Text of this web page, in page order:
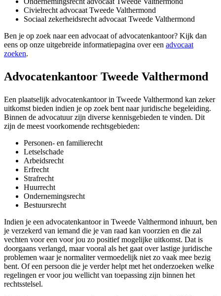
Civielrecht advocaat Tweede Valthermond
Sociaal zekerheidsrecht advocaat Tweede Valthermond
Ben je op zoek naar een advocaat of advocatenkantoor? Kijk dan
eens op onze uitgebreide informatiepagina over een advocaat
zoeken.
Advocatenkantoor Tweede Valthermond
Een plaatselijk advocatenkantoor in Tweede Valthermond kan zeker
uitkomst bieden indien je op zoek bent naar juridische begeleiding.
Binnen de advocatuur zijn diverse kennisgebieden te vinden. Dit
zijn de meest voorkomende rechtsgebieden:
Personen- en familierecht
Letselschade
Arbeidsrecht
Erfrecht
Strafrecht
Huurrecht
Ondernemingsrecht
Bestuursrecht
Indien je een advocatenkantoor in Tweede Valthermond inhuurt, ben
je verzekerd van iemand die je van raad kan voorzien en die zal
vechten voor een voor jou zo positief mogelijke uitkomst. Dat is
doorgaans verlangd, maar vooral als het gaat over lastige juridische
problemen waar je normaliter vermoedelijk niet zo vaak mee bezig
bent. Of een persoon die je verder helpt met het onderzoeken welke
regelingen er voor jou wellicht van toepassing zijn binnen het
rechtsstelsel.